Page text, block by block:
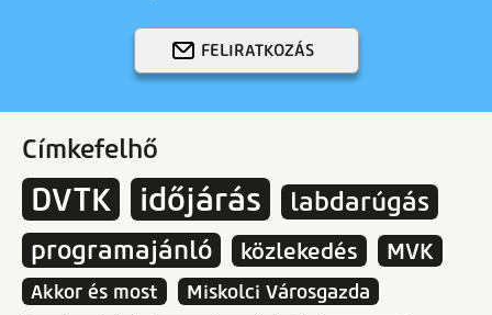
FELIRATKOZÁS
Címkefelhő
DVTK időjárás
labdarúgás
programajánló
közlekedés MVK
Akkor és most
Miskolci Városgazda